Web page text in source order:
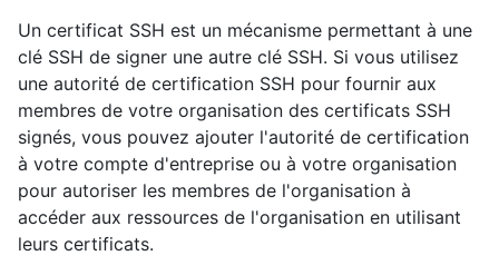
Un certificat SSH est un mécanisme permettant à une
clé SSH de signer une autre clé SSH. Si vous utilisez
une autorité de certification SSH pour fournir aux
membres de votre organisation des certificats SSH
signés, vous pouvez ajouter l'autorité de certification
à votre compte d'entreprise ou à votre organisation
pour autoriser les membres de l'organisation à
accéder aux ressources de l'organisation en utilisant
leurs certificats.